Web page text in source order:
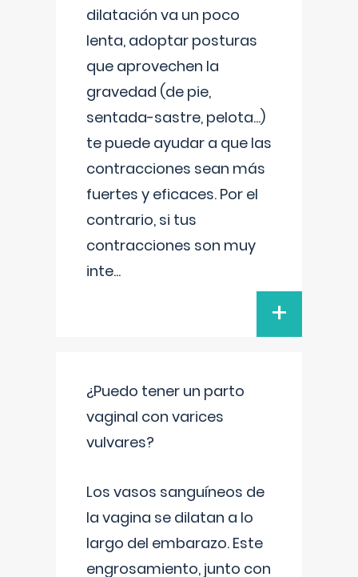
dilatación va un poco
lenta, adoptar posturas
que aprovechen la
gravedad (de pie,
sentada-sastre, pelota...)
te puede ayudar a que las
contracciones sean más
fuertes y eficaces. Por el
contrario, si tus
contracciones son muy
inte...
+
¿Puedo tener un parto
vaginal con varices
vulvares?
Los vasos sanguíneos de
la vagina se dilatan a lo
largo del embarazo. Este
engrosamiento, junto con